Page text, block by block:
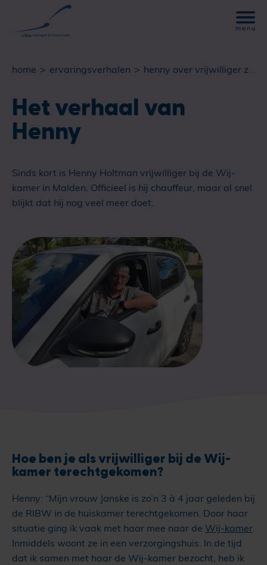
home ervaringsverhalen henny over vrijwilliger zijn bij ribw de wij-kamer in malden
Het verhaal van
Henny
Sinds kort is Henny Holtman vrijwilliger bij de Wij-
kamer in Malden. Officieel is hij chauffeur, maar al snel
blijkt dat hij nog veel meer doet.
Hoe ben je als vrijwilliger bij de Wij-
kamer terechtgekomen?
Henny: “Mijn vrouw Janske is zo’n 3 à 4 jaar geleden bij
de RIBW in de huiskamer terechtgekomen. Door haar
situatie ging ik vaak met haar mee naar de Wij-kamer.
Inmiddels woont ze in een verzorgingshuis. In de tijd
dat ik samen met haar de Wij-kamer bezocht, heb ik